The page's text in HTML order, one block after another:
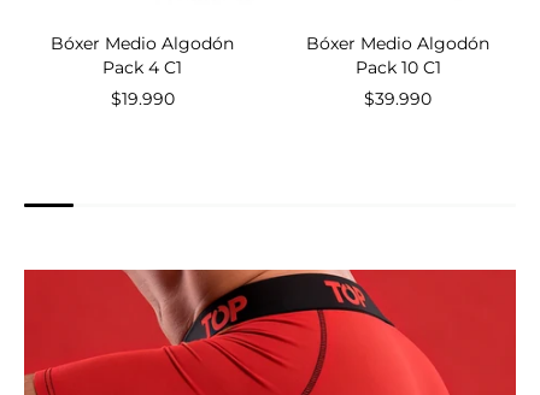
Bóxer Medio Algodón
Pack 4 C1
$19.990
Bóxer Medio Algodón
Pack 10 C1
$39.990